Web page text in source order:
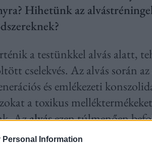
Personal Information
Hihetünk az
a testünkkel alvás alatt,
cselekvés. Az alvás során
és emlékezeti
a toxikus
Azalvásezen túlmenően
a memóriát, a